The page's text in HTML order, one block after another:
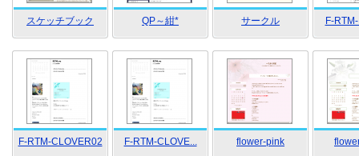
スケッチブック QP～紺* サークル F-
F-RTM-CLOVER02 F-RTM-CLOVE... flower-pink